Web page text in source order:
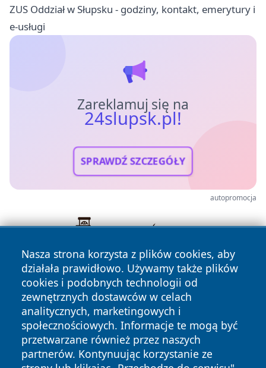
ZUS Oddział w Słupsku - godziny, kontakt, emerytury i
e-usługi
Zareklamuj się na
24slupsk.pl!
SPRAWDŹ SZCZEGÓŁY
autopromocja
Nasza strona korzysta z plików cookies, aby
działała prawidłowo. Używamy także plików
cookies i podobnych technologii od
zewnętrznych dostawców w celach
analitycznych, marketingowych i
społecznościowych. Informacje te mogą być
przetwarzane również przez naszych
partnerów. Kontynuując korzystanie ze
Copyright © 2026 24slupsk.pl Wszystkie prawa zastrzeżone.